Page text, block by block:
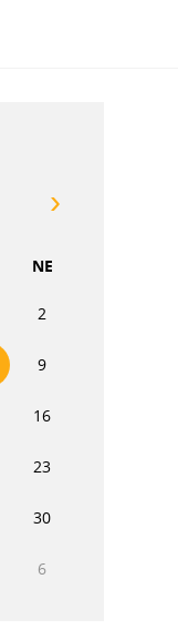
NE
2
9
16
23
30
6